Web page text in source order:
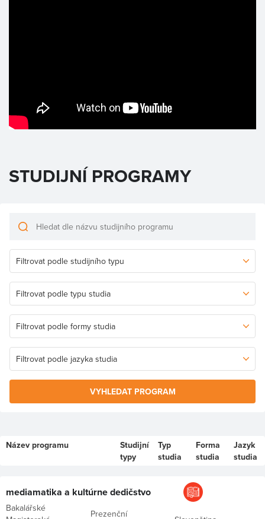
STUDIJNÍ PROGRAMY
VYHLEDAT PROGRAM
Název programu
Studijní
typy
Typ
studia
Forma
studia
Jazyk
studia
mediamatika a kultúrne dedičstvo
Bakalářské
Prezenční